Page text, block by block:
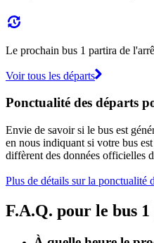
Le prochain bus 1 partira de
Voir tous les départs
Ponctualité des départs
Envie de savoir si le bus est
en nous indiquant si votre bus
diffèrent des données officielles
Plus de détails sur la ponctualité
F.A.Q. pour le bus